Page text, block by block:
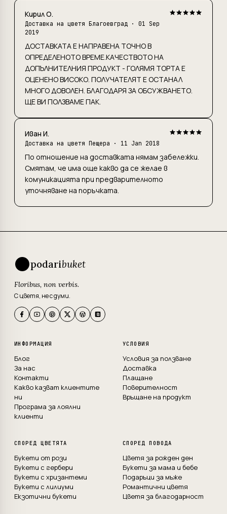
Кирил О.
Доставка на цветя Благоевград · 01 Sep
2019
ДОСТАВКАТА Е НАПРАВЕНА ТОЧНО В
ОПРЕДЕЛЕНОТО ВРЕМЕ.КАЧЕСТВОТО НА
ДОПЪЛНИТЕЛНИЯ ПРОДУКТ - ГОЛЯМЯ ТОРТА Е
ОЦЕНЕНО ВИСОКО. ПОЛУЧАТЕЛЯТ Е ОСТАНАЛ
МНОГО ДОВОЛЕН. БЛАГОДАРЯ ЗА ОБСУЖВАНЕТО.
ЩЕ ВИ ПОЛЗВАМЕ ПАК.
Иван И.
Доставка на цветя Пещера · 11 Jan 2018
По отношение на доставката нямам забележки.
Смятам, че има още какво да се желае в
комуникацията при предварителното
уточняване на поръчката.
podaribuket
Floribus, non verbis.
С цветя, не с думи.
ИНФОРМАЦИЯ
Блог
За нас
Контакти
Какво казват клиентите
ни
Програма за лоялни
клиенти
УСЛОВИЯ
Условия за ползване
Доставка
Плащане
Поверителност
Връщане на продукт
СПОРЕД ЦВЕТЯТА
Букети от рози
Букети с гербери
Букети с хризантеми
Букети с лилиуми
Екзотични букети
СПОРЕД ПОВОДА
Цветя за рожден ден
Букети за мама и бебе
Подаръци за мъже
Романтични цветя
Цветя за благодарност